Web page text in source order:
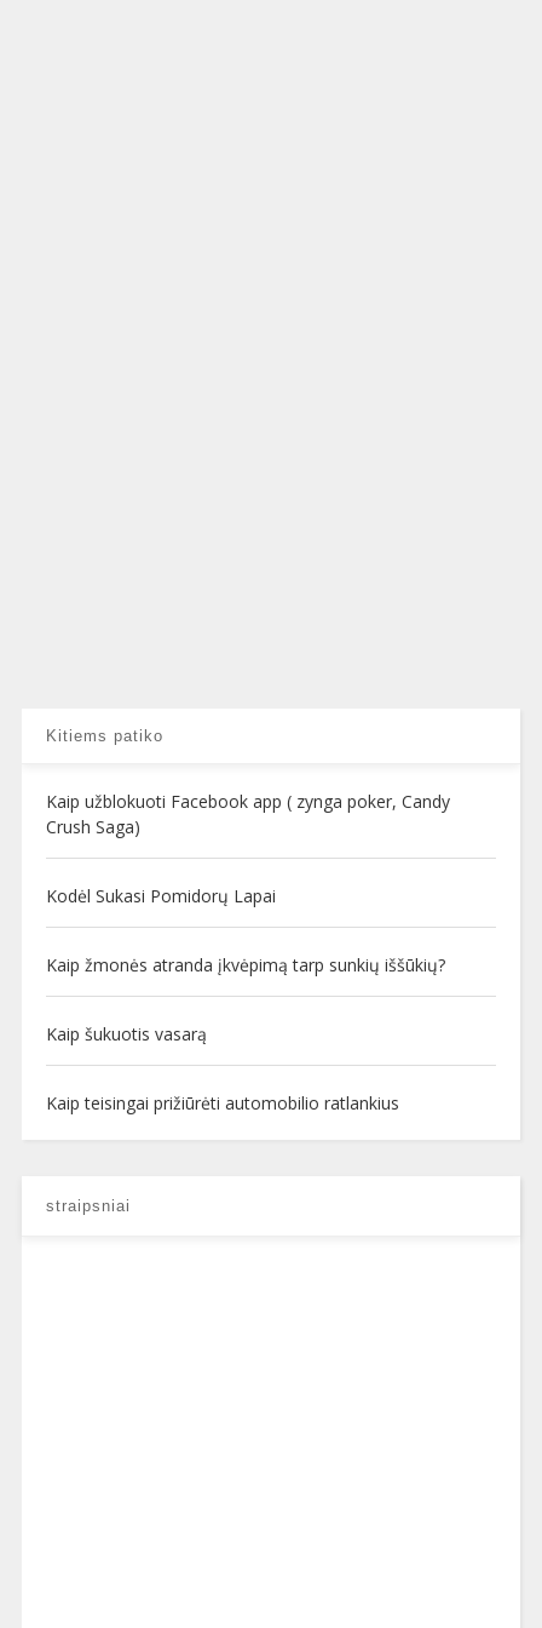
Kitiems patiko
Kaip užblokuoti Facebook app ( zynga poker, Candy
Crush Saga)
Kodėl Sukasi Pomidorų Lapai
Kaip žmonės atranda įkvėpimą tarp sunkių iššūkių?
Kaip šukuotis vasarą
Kaip teisingai prižiūrėti automobilio ratlankius
straipsniai